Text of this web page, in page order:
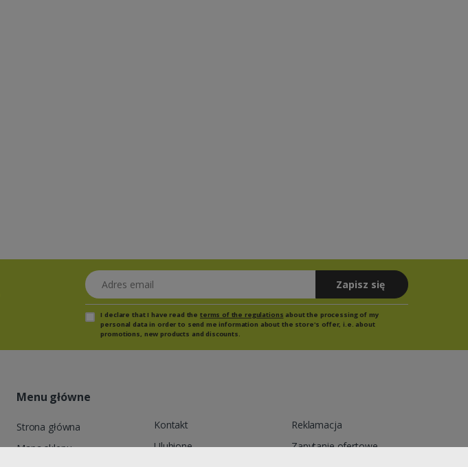
Adres email
Zapisz się
I declare that I have read the terms of the regulations about the processing of my
personal data in order to send me information about the store's offer, i.e. about
promotions, new products and discounts.
Menu główne
Strona główna
Mapa sklepu
Kontakt
Ulubione
Reklamacja
Zapytanie ofertowe